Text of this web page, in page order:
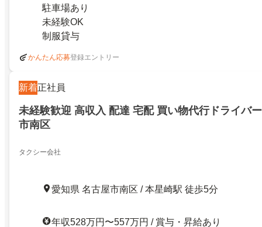
駐車場あり
未経験OK
制服貸与
かんたん応募登録エントリー
新着正社員
未経験歓迎 高収入 配達 宅配 買い物代行ドライバ
市南区
タクシー会社
愛知県 名古屋市南区 / 本星崎駅 徒歩5分
年収528万円〜557万円 / 賞与・昇給あり